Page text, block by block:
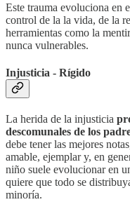
Este trauma evoluciona en
control de la la vida, de la
herramientas como la
nunca vulnerables.
Injusticia - Rígido
La herida de la injusticia
descomunales de los
debe tener las mejores
amable, ejemplar y, en
niño suele evolucionar en
quiere que todo se
minoría.